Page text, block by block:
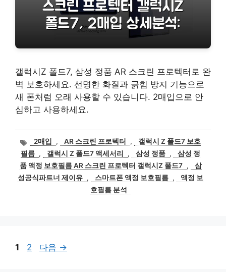
갤럭시Z 폴드7, 삼성 정품 AR 스크린 프로텍터로 완
벽 보호하세요. 선명한 화질과 긁힘 방지 기능으로
새 폰처럼 오래 사용할 수 있습니다. 2매입으로 안
심하고 사용하세요.
태
그
2매입 , AR 스크린 프로텍터 ,
갤럭시 Z 폴드7 보호
필름 , 갤럭시 Z 폴드7 액세서리 , 삼성 정품 ,
삼성 정
품 액정 보호필름 AR 스크린 프로텍터 갤럭시Z 폴드7 ,
삼
성공식파트너 제이유 , 스마트폰 액정 보호필름 ,
액정 보
호필름 분석
페
1
페
2 다음 →